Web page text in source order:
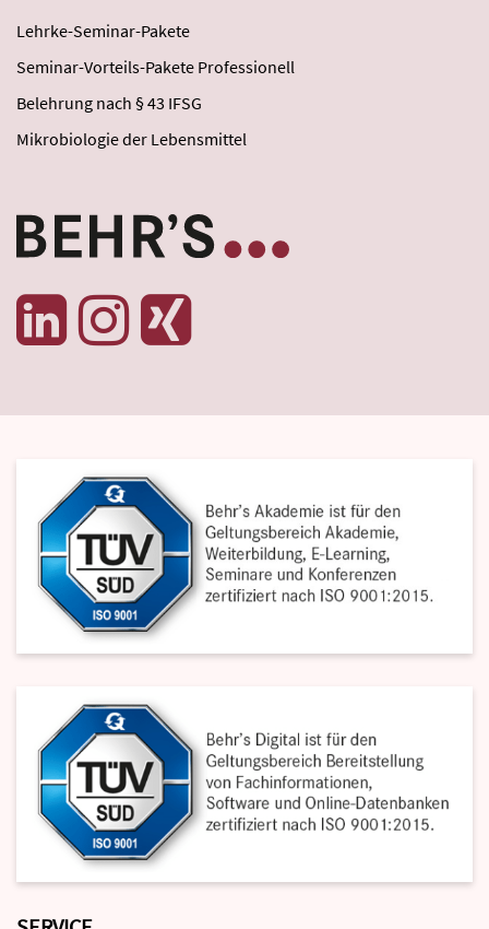
Lehrke-Seminar-Pakete
Seminar-Vorteils-Pakete Professionell
Belehrung nach § 43 IFSG
Mikrobiologie der Lebensmittel